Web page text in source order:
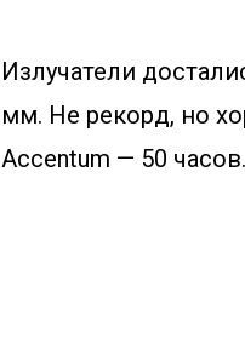
Излучатели
мм. Не рекорд, но
Accentum — 50 часов.